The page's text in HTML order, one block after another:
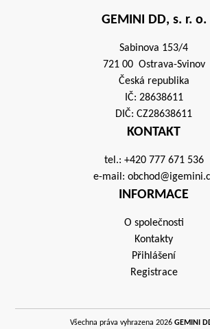
GEMINI DD, s. r. o.
Sabinova 153/4
721 00 Ostrava-Svinov
Česká republika
IČ: 28638611
DIČ: CZ28638611
KONTAKT
tel.: +420 777 671 536
e-mail:
INFORMACE
O společnosti
Kontakty
Přihlášení
Registrace
Všechna práva vyhrazena 2026 GEMINI